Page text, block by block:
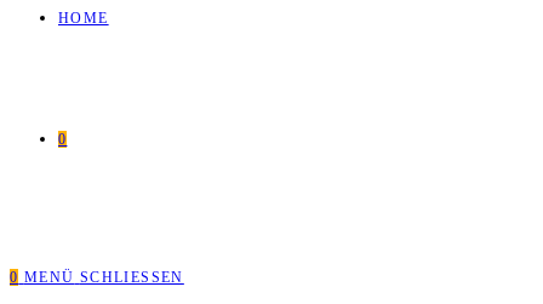
HOME
0
0 MENÜ SCHLIESSEN